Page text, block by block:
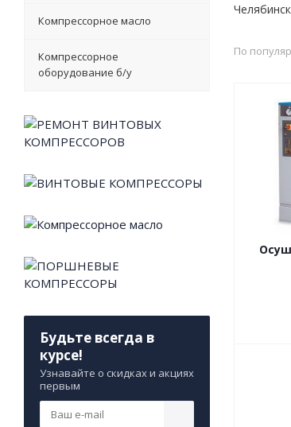
По
Компрессорное масло
Компрессорное
оборудование б/у
Будьте всегда в
курсе!
Узнавайте о скидках и акциях
первым